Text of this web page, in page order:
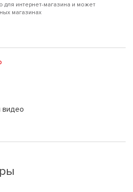
для интернет-магазина и может
магазинах
видео